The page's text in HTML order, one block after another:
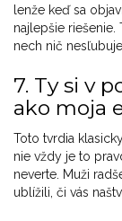
lenže keď sa
najlepšie
nech nič nesľubuje.
7. Ty si v
ako moja
Toto tvrdia
nie vždy je to
neverte. Muži
ublížili, či vás